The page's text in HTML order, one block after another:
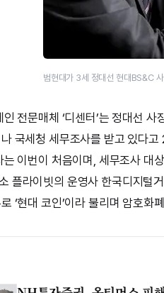
범현대가 3세 정대선 현대BS&C
인 전문매체 ‘디센터’는 정대선
국세청 세무조사를 받고 있다
는 이번이 처음이며, 세무조사 대
플라이빗의 운영사 한국디지털
‘현대 코인’이라 불리며 암호화